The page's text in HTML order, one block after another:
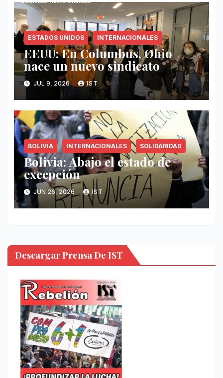
ESTADOS UNIDOS INTERNACIONALES
EEUU: En Columbus, Ohio
nace un nuevo sindicato
JUL 9, 2026 IST
BOLIVIA INTERNACIONALES SOLIDARIDAD
Bolivia: Abajo el estado de
excepción
JUN 26, 2026 IST
Descargar Prensa De IST